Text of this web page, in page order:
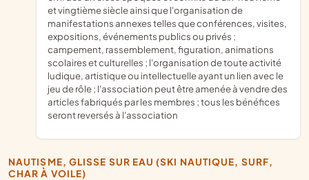
et vingtième siècle ainsi que l'organisation de
manifestations annexes telles que conférences, visites,
expositions, événements publics ou privés ;
campement, rassemblement, figuration, animations
scolaires et culturelles ; l'organisation de toute activité
ludique, artistique ou intellectuelle ayant un lien avec le
jeu de rôle ; l'association peut être amenée à vendre des
articles fabriqués par les membres ; tous les bénéfices
seront reversés à l'association
NAUTISME, GLISSE SUR EAU (SKI NAUTIQUE, SURF,
CHAR À VOILE)